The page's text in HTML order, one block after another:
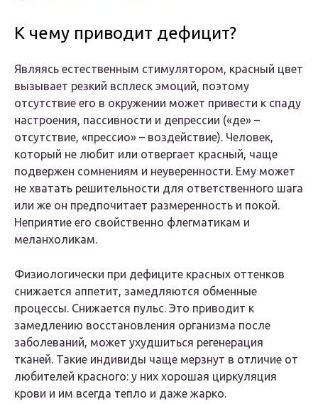
К чему приводит дефицит?
Являясь естественным стимулятором, красный цвет
вызывает резкий всплеск эмоций, поэтому
отсутствие его в окружении может привести к спаду
настроения, пассивности и депрессии («де» –
отсутствие, «прессио» – воздействие). Человек,
который не любит или отвергает красный, чаще
подвержен сомнениям и неуверенности. Ему может
не хватать решительности для ответственного шага
или же он предпочитает размеренность и покой.
Неприятие его свойственно флегматикам и
меланхоликам.
Физиологически при дефиците красных оттенков
снижается аппетит, замедляются обменные
процессы. Снижается пульс. Это приводит к
замедлению восстановления организма после
заболеваний, может ухудшиться регенерация
тканей. Такие индивиды чаще мерзнут в отличие от
любителей красного: у них хорошая циркуляция
крови и им всегда тепло и даже жарко.